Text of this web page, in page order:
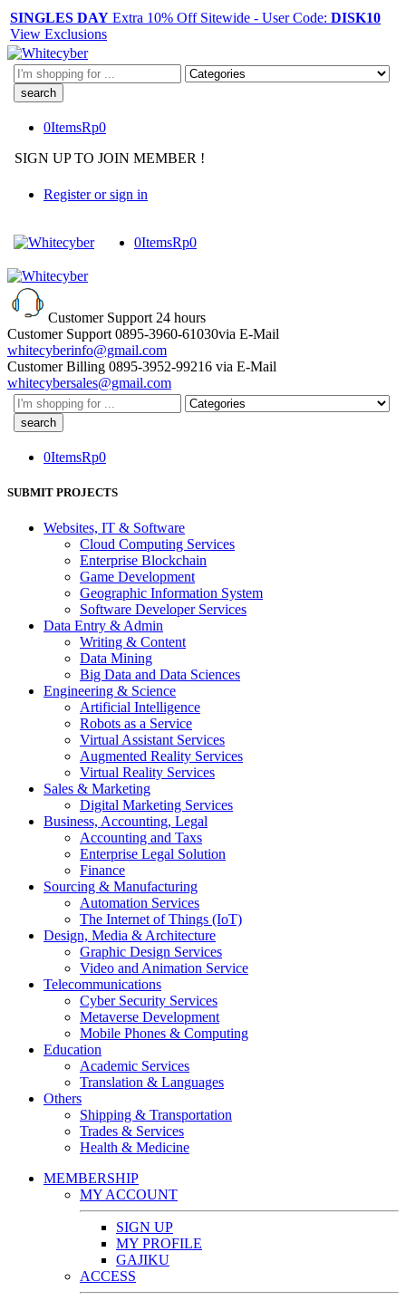
SINGLES DAY Extra 10% Off Sitewide - User Code: DISK10
View Exclusions
Search
here
0ItemsRp0
SIGN UP TO JOIN MEMBER !
Register or sign in
0ItemsRp0
Customer Support 24 hours
Customer Support 0895-3960-61030via E-Mail
whitecyberinfo@gmail.com
Customer Billing 0895-3952-99216 via E-Mail
whitecybersales@gmail.com
Search
here
0ItemsRp0
SUBMIT PROJECTS
Websites, IT & Software
Cloud Computing Services
Enterprise Blockchain
Game Development
Geographic Information System
Software Developer Services
Data Entry & Admin
Writing & Content
Data Mining
Big Data and Data Sciences
Engineering & Science
Artificial Intelligence
Robots as a Service
Virtual Assistant Services
Augmented Reality Services
Virtual Reality Services
Sales & Marketing
Digital Marketing Services
Business, Accounting, Legal
Accounting and Taxs
Enterprise Legal Solution
Finance
Sourcing & Manufacturing
Automation Services
The Internet of Things (IoT)
Design, Media & Architecture
Graphic Design Services
Video and Animation Service
Telecommunications
Cyber Security Services
Metaverse Development
Mobile Phones & Computing
Education
Academic Services
Translation & Languages
Others
Shipping & Transportation
Trades & Services
Health & Medicine
MEMBERSHIP
MY ACCOUNT
SIGN UP
MY PROFILE
GAJIKU
ACCESS